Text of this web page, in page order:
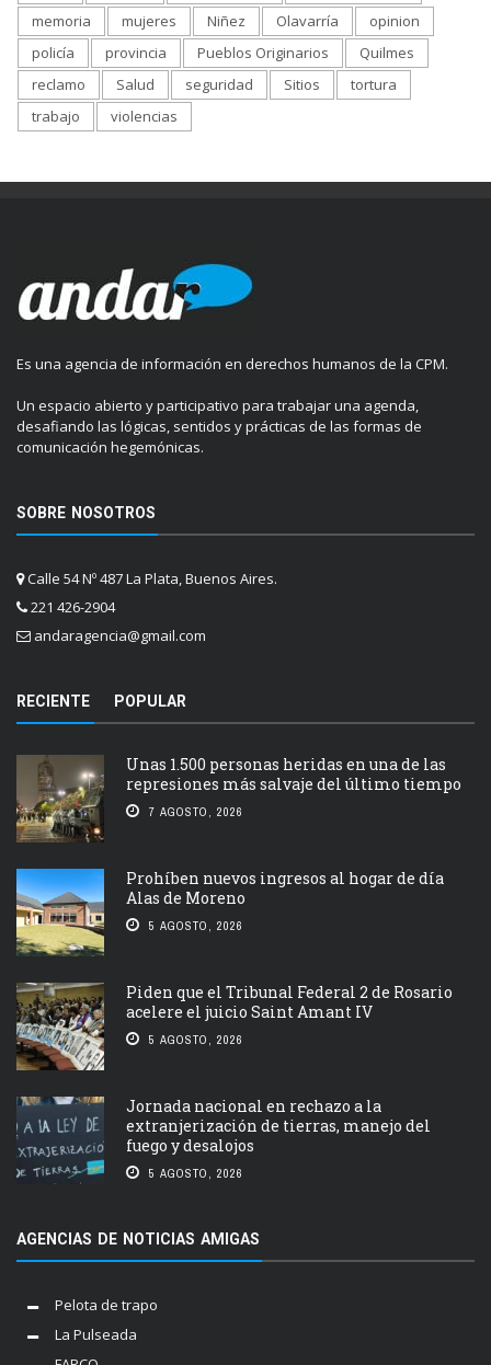
memoria
mujeres Niñez Olavarría
opinion
policía
provincia Pueblos Originarios
Quilmes
reclamo
Salud seguridad Sitios
tortura
trabajo
violencias
Es una agencia de información en derechos humanos de la CPM.
Un espacio abierto y participativo para trabajar una agenda,
desafiando las lógicas, sentidos y prácticas de las formas de
comunicación hegemónicas.
SOBRE NOSOTROS
Calle 54 Nº 487 La Plata, Buenos Aires.
221 426-2904
andaragencia@gmail.com
RECIENTE POPULAR
Unas 1.500 personas heridas en una de las
represiones más salvaje del último tiempo
7 AGOSTO, 2026
Prohíben nuevos ingresos al hogar de día
Alas de Moreno
5 AGOSTO, 2026
Piden que el Tribunal Federal 2 de Rosario
acelere el juicio Saint Amant IV
5 AGOSTO, 2026
Jornada nacional en rechazo a la
extranjerización de tierras, manejo del
fuego y desalojos
5 AGOSTO, 2026
AGENCIAS DE NOTICIAS AMIGAS
Pelota de trapo
La Pulseada